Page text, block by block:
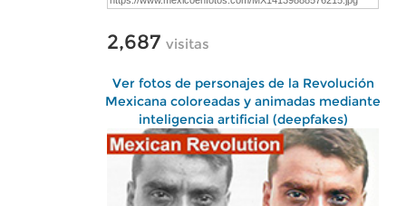
2,687 visitas
Ver fotos de personajes de la Revolución
Mexicana coloreadas y animadas mediante
inteligencia artificial (deepfakes)